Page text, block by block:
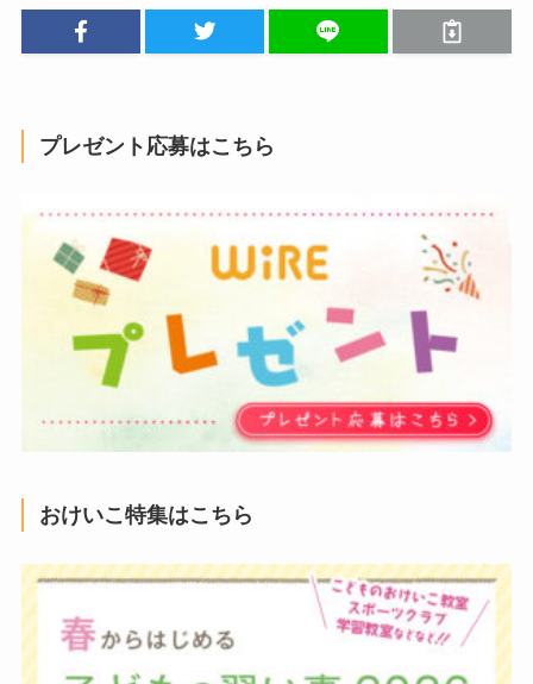
プレゼント応募はこちら
おけいこ特集はこちら